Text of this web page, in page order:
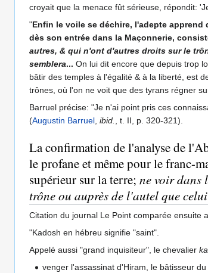
croyait que la menace fût sérieuse, répondit:
"Enfin le voile se déchire, l'adepte
dès son entrée dans la Maçonnerie,
autres, & qui n'ont d'autres droits sur le
semblera... On lui dit encore que depuis trop
bâtir des temples à l'égalité & à la liberté, est
trônes, où l'on ne voit que des tyrans régner
Barruel précise: "Je n'ai point pris ces
(Augustin Barruel, ibid., t. II, p. 320-321).
La confirmation de l'analyse de
le profane et même pour le franc-
supérieur sur la terre; ne voir dans
trône ou auprès de l'autel que
Citation du journal Le Point comparée ensuite
"Kadosh en hébreu signifie "saint".
Appelé aussi "grand inquisiteur", le chevalier
venger l'assassinat d'Hiram, le bâtisseur